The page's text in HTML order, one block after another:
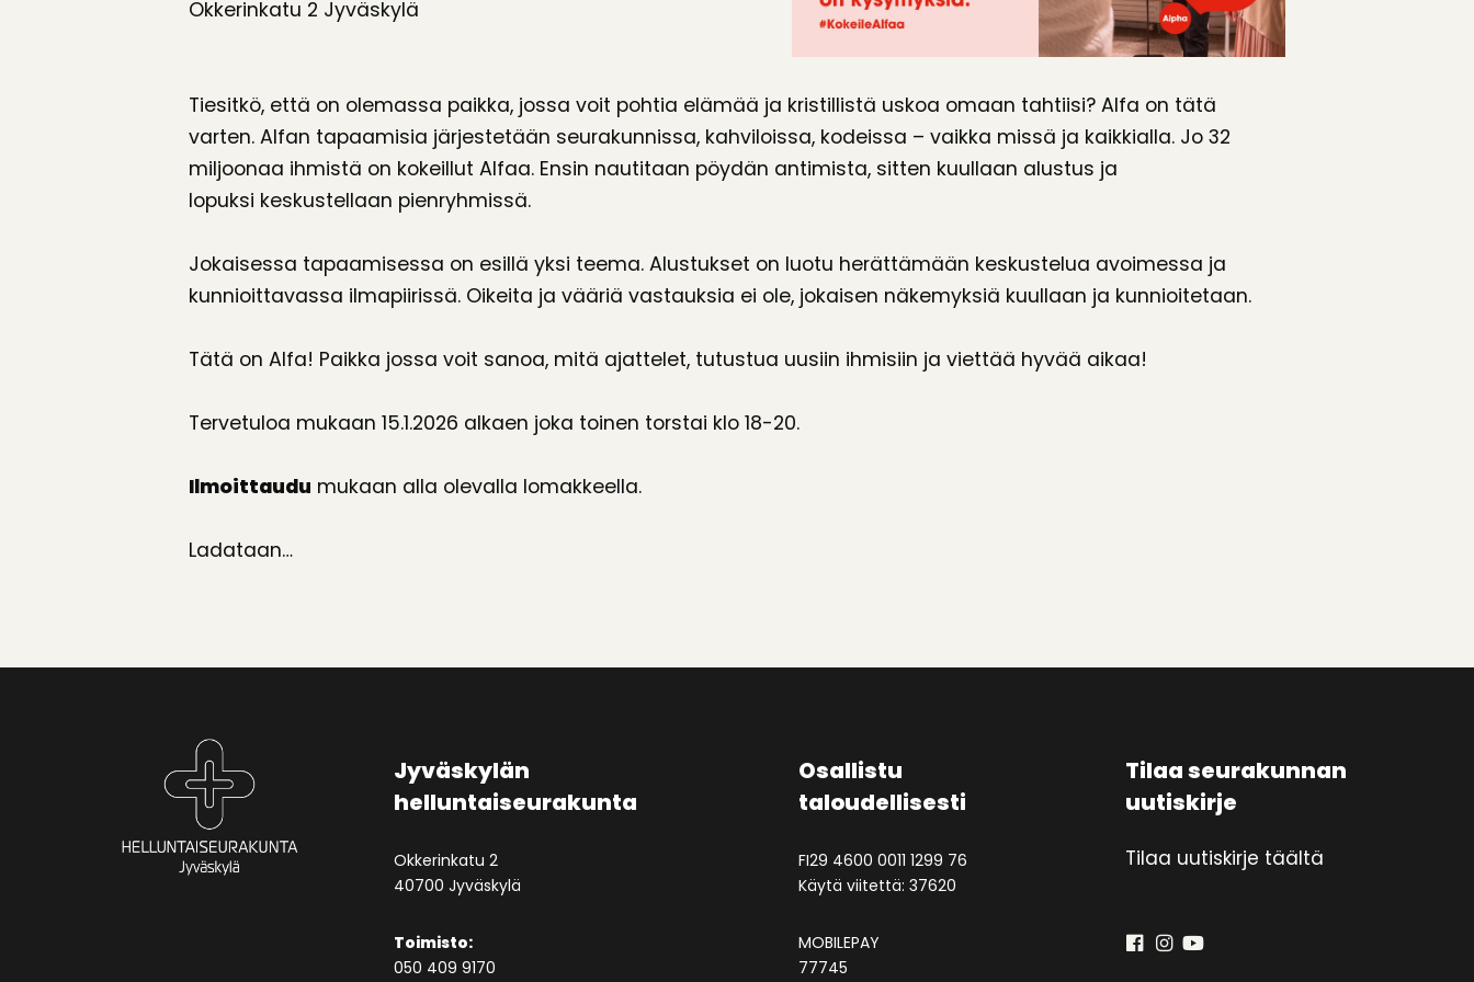
Okkerinkatu 2 Jyväskylä
Tiesitkö, että on olemassa paikka, jossa voit pohtia elämää ja kristillistä uskoa omaan tahtiisi? Alfa on tätä
varten. Alfan tapaamisia järjestetään seurakunnissa, kahviloissa, kodeissa – vaikka missä ja kaikkialla. Jo 32
miljoonaa ihmistä on kokeillut Alfaa. Ensin nautitaan pöydän antimista, sitten kuullaan alustus ja
lopuksi keskustellaan pienryhmissä.
Jokaisessa tapaamisessa on esillä yksi teema. Alustukset on luotu herättämään keskustelua avoimessa ja
kunnioittavassa ilmapiirissä. Oikeita ja vääriä vastauksia ei ole, jokaisen näkemyksiä kuullaan ja kunnioitetaan.
Tätä on Alfa! Paikka jossa voit sanoa, mitä ajattelet, tutustua uusiin ihmisiin ja viettää hyvää aikaa!
Tervetuloa mukaan 15.1.2026 alkaen joka toinen torstai klo 18-20.
Ilmoittaudu mukaan alla olevalla lomakkeella.
Ladataan…
Jyväskylän
helluntaiseurakunta
Okkerinkatu 2
40700 Jyväskylä
Toimisto:
050 409 9170
Osallistu
taloudellisesti
FI29 4600 0011 1299 76
Käytä viitettä: 37620
MOBILEPAY
77745
Tilaa seurakunnan
uutiskirje
Tilaa uutiskirje täältä